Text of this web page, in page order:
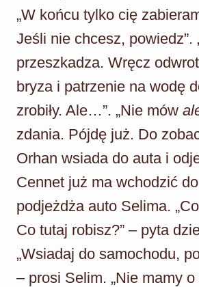
„W końcu tylko cię
Jeśli nie chcesz, powiedz”.
przeszkadza. Wręcz
bryza i patrzenie na wodę
zrobiły. Ale…”. „Nie mów
zdania. Pójdę już. Do
Orhan wsiada do auta i
Cennet już ma wchodzić
podjeżdża auto Selima.
Co tutaj robisz?” – pyta
„Wsiadaj do samochodu,
– prosi Selim. „Nie mamy o